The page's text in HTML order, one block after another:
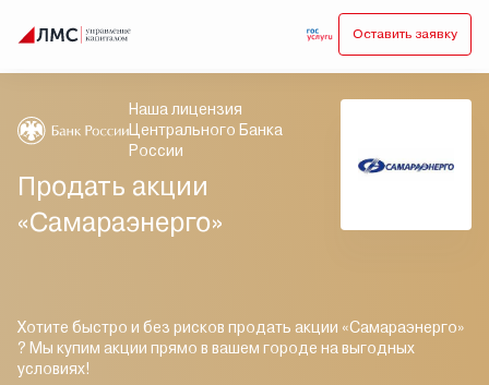
Оставить заявку
Наша лицензия
Центрального Банка
России
Продать акции
«Самараэнерго»
Хотите быстро и без рисков продать акции «Самараэнерго»
? Мы купим акции прямо в вашем городе на выгодных
условиях!